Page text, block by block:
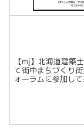
【mį】北海道建築
て街中まちづくり
ォーラムに参加し